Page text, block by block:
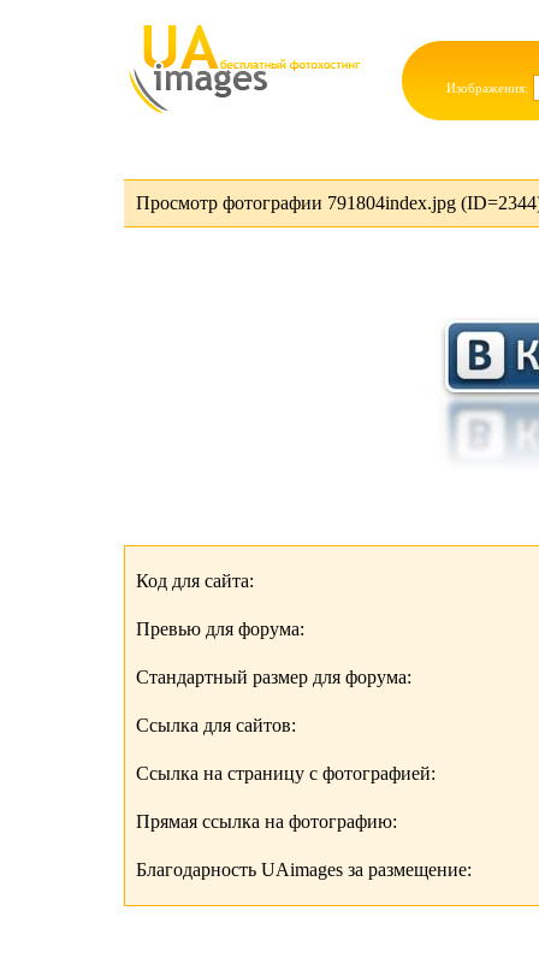
Изображения:
Просмотр фотографии 791804index.jpg
Код для сайта:
Превью для форума:
Стандартный размер для форума:
Ссылка для сайтов:
Ссылка на страницу с фотографией:
Прямая ссылка на фотографию:
Благодарность UAimages за размещение: